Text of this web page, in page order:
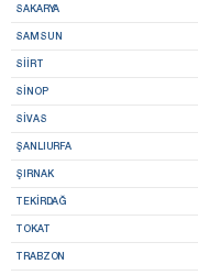
SAKARYA
SAMSUN
SIIRT
SINOP
SIVAS
ŞANLIURFA
ŞIRNAK
TEKIRDAĞ
TOKAT
TRABZON